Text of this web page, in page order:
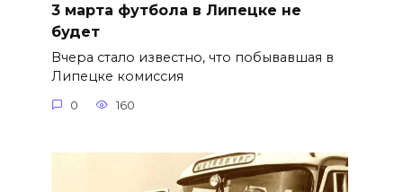
3 марта футбола в Липецке не
будет
Вчера стало известно, что побывавшая в
Липецке комиссия
0 160